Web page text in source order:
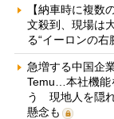
【納車時に複数
文殺到、現場は
る“イーロンの右
急増する中国企
Temu…本社機能
う 現地人を隠
懸念も